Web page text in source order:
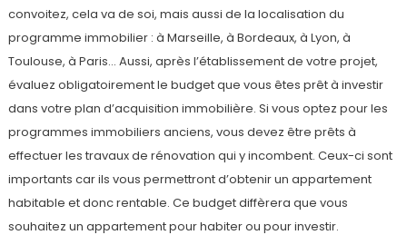
convoitez, cela va de soi, mais aussi de la localisation du
programme immobilier : à Marseille, à Bordeaux, à Lyon, à
Toulouse, à Paris… Aussi, après l’établissement de votre projet,
évaluez obligatoirement le budget que vous êtes prêt à investir
dans votre plan d’acquisition immobilière. Si vous optez pour les
programmes immobiliers anciens, vous devez être prêts à
effectuer les travaux de rénovation qui y incombent. Ceux-ci sont
importants car ils vous permettront d’obtenir un appartement
habitable et donc rentable. Ce budget diffèrera que vous
souhaitez un appartement pour habiter ou pour investir.